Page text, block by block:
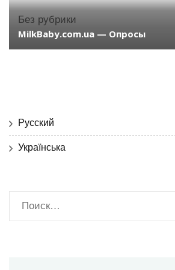
Без рубрики
MilkBaby.com.ua — Опросы
Русский
Українська
Найти: